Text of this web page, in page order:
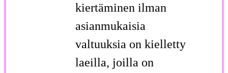
kiertäminen ilman
asianmukaisia
valtuuksia on kielletty
laeilla, joilla on